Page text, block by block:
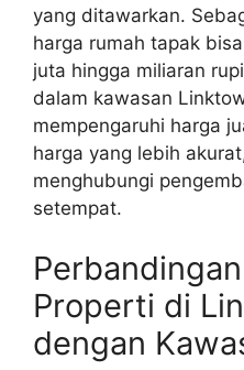
yang ditawarkan.
harga rumah tapak
juta hingga miliaran
dalam kawasan
mempengaruhi harga
harga yang lebih
menghubungi
setempat.
Properti di
dengan